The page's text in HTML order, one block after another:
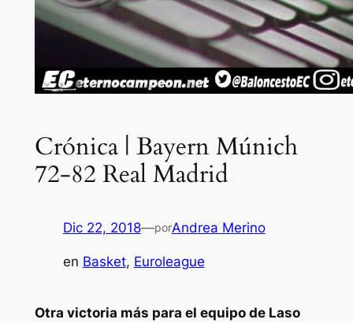
Crónica | Bayern Múnich
72-82 Real Madrid
Dic 22, 2018—porAndrea Merino
en Basket, Euroleague
Otra victoria más para el equipo de Laso